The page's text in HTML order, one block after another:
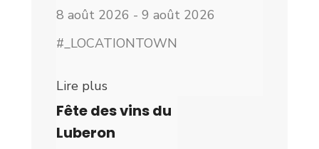
8 août 2026 - 9 août 2026
#_LOCATIONTOWN
Lire plus
Fête des vins du
Luberon